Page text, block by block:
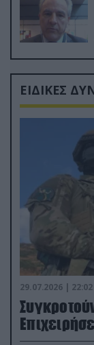
ΕΙΔΙΚΕΣ
29.07.2026 | 22:02